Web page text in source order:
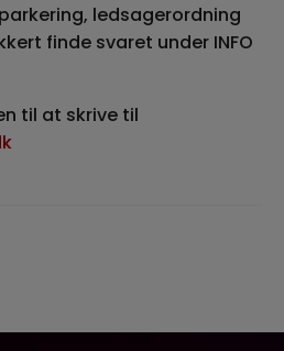
ledsagerordning
finde svaret under INFO
til at skrive til